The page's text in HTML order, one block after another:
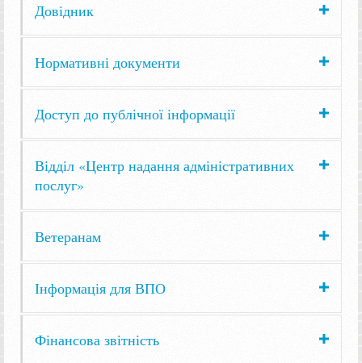
Довідник
Нормативні документи
Доступ до публічної інформації
Відділ «Центр надання адміністративних
послуг»
Ветеранам
Інформація для ВПО
Фінансова звітність